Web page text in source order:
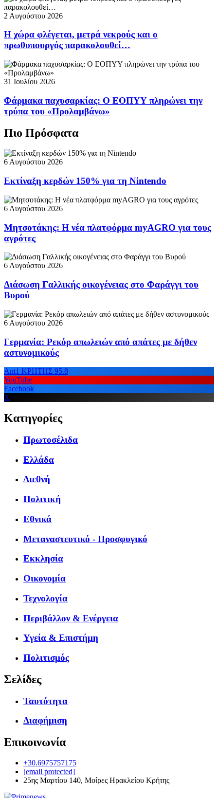
2 Αυγούστου 2026
Η χώρα φλέγεται, μετρά νεκρούς και ο
πρωθυπουργός παρακολουθεί…
31 Ιουλίου 2026
Φάρμακα παχυσαρκίας: Ο ΕΟΠΥΥ πληρώνει την
τρύπα του «Προλαμβάνω»
Πιο Πρόσφατα
6 Αυγούστου 2026
Εκτίναξη κερδών 150% για τη Nintendo
6 Αυγούστου 2026
Μητσοτάκης: Η νέα πλατφόρμα myAGRO για τους
αγρότες
6 Αυγούστου 2026
Διάσωση Γαλλικής οικογένειας στο Φαράγγι του
Βυρού
6 Αυγούστου 2026
Γερμανία: Ρεκόρ απωλειών από απάτες με δήθεν
αστυνομικούς
Ant1 ΚΡΗΤΗΣ 95.8
YouTube
Facebook
X
Κατηγορίες
Πρωτοσέλιδα
Ελλάδα
Διεθνή
Πολιτική
Εθνικά
Μεταναστευτικό - Προσφυγικό
Εκκλησία
Οικονομία
Τεχνολογία
Περιβάλλον & Ενέργεια
Υγεία & Επιστήμη
Πολιτισμός
Σελίδες
Ταυτότητα
Διαφήμιση
Επικοινωνία
+30.6975757175
[email protected]
25ης Μαρτίου 140, Μοίρες Ηρακλείου Κρήτης